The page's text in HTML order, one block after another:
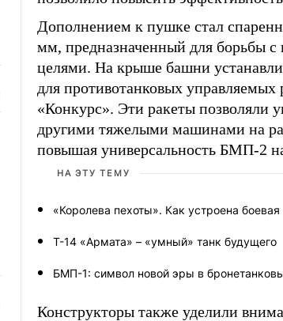
Дополнением к пушке стал
мм, предназначенный для борьбы
целями. На крыше башни
для противотанковых управляемых
«Конкурс». Эти ракеты позволяли
другими тяжелыми машинами на
повышая универсальность БМП-2
НА ЭТУ ТЕМУ
«Королева пехоты». Как устроена
Т-14 «Армата» – «умный» танк будущего
БМП-1: символ новой эры в
Конструкторы также уделили